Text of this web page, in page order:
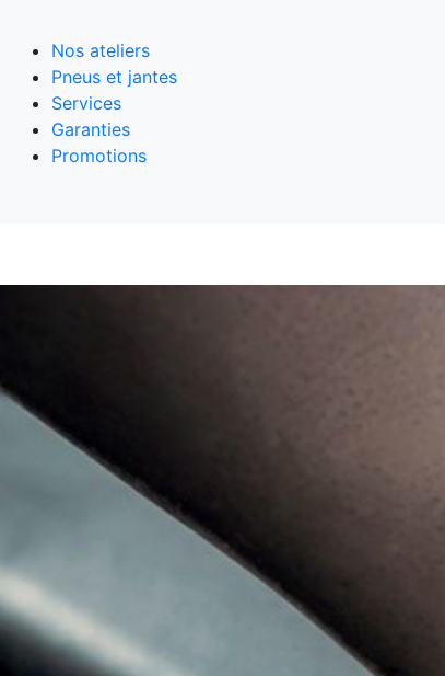
Nos ateliers
Pneus et jantes
Services
Garanties
Promotions